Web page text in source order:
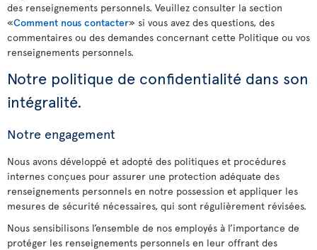
des renseignements personnels. Veuillez consulter la section
«Comment nous contacter» si vous avez des questions, des
commentaires ou des demandes concernant cette Politique ou vos
renseignements personnels.
Notre politique de confidentialité dans son
intégralité.
Notre engagement
Nous avons développé et adopté des politiques et procédures
internes conçues pour assurer une protection adéquate des
renseignements personnels en notre possession et appliquer les
mesures de sécurité nécessaires, qui sont régulièrement révisées.
Nous sensibilisons l’ensemble de nos employés à l’importance de
protéger les renseignements personnels en leur offrant des